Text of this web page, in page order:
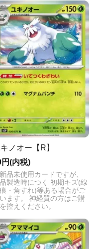
ノオー【R】
(内税)
品未使用カードですが、
製造時につく 初期キズ(線
・角すれ)等ある場合がご
ます。 神経質の方はご購
控えください。